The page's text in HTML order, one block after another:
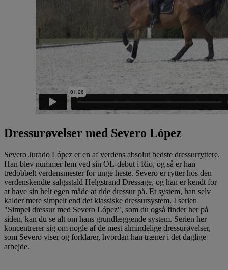
Dressurøvelser med Severo López
Severo Jurado López er en af verdens absolut bedste dressurryttere.
Han blev nummer fem ved sin OL-debut i Rio, og så er han
tredobbelt verdensmester for unge heste. Severo er rytter hos den
verdenskendte salgsstald Helgstrand Dressage, og han er kendt for
at have sin helt egen måde at ride dressur på. Et system, han selv
kalder mere simpelt end det klassiske dressursystem. I serien
"Simpel dressur med Severo López", som du også finder her på
siden, kan du se alt om hans grundlæggende system. Serien her
koncentrerer sig om nogle af de mest almindelige dressurøvelser,
som Severo viser og forklarer, hvordan han træner i det daglige
arbejde.